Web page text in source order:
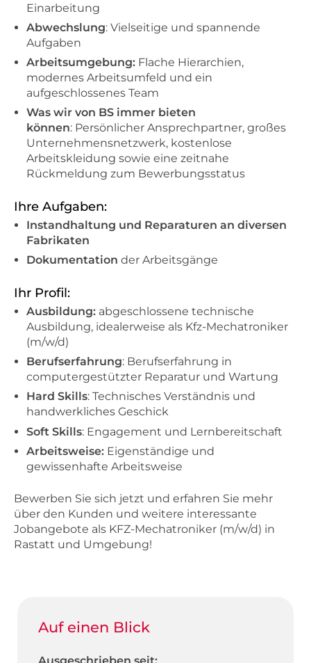
Einarbeitung
Abwechslung: Vielseitige und spannende
Aufgaben
Arbeitsumgebung: Flache Hierarchien,
modernes Arbeitsumfeld und ein
aufgeschlossenes Team
Was wir von BS immer bieten
können: Persönlicher Ansprechpartner, großes
Unternehmensnetzwerk, kostenlose
Arbeitskleidung sowie eine zeitnahe
Rückmeldung zum Bewerbungsstatus
Ihre Aufgaben:
Instandhaltung und Reparaturen an diversen
Fabrikaten
Dokumentation der Arbeitsgänge
Ihr Profil:
Ausbildung: abgeschlossene technische
Ausbildung, idealerweise als Kfz-Mechatroniker
(m/w/d)
Berufserfahrung: Berufserfahrung in
computergestützter Reparatur und Wartung
Hard Skills: Technisches Verständnis und
handwerkliches Geschick
Soft Skills: Engagement und Lernbereitschaft
Arbeitsweise: Eigenständige und
gewissenhafte Arbeitsweise
Bewerben Sie sich jetzt und erfahren Sie mehr
über den Kunden und weitere interessante
Jobangebote als KFZ-Mechatroniker (m/w/d) in
Rastatt und Umgebung!
Auf einen Blick